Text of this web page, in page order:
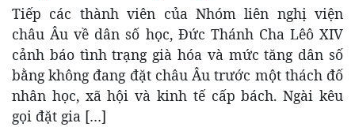
Tiếp các thành viên của Nhóm liên nghị viện
châu Âu về dân số học, Đức Thánh Cha Lêô XIV
cảnh báo tình trạng già hóa và mức tăng dân số
bằng không đang đặt châu Âu trước một thách đố
nhân học, xã hội và kinh tế cấp bách. Ngài kêu
gọi đặt gia […]